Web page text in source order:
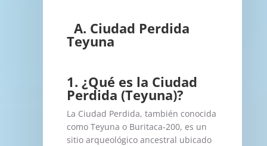
A. Ciudad Perdida
Teyuna
1. ¿Qué es la Ciudad
Perdida (Teyuna)?
La Ciudad Perdida, también conocida
como Teyuna o Buritaca-200, es un
sitio arqueológico ancestral ubicado